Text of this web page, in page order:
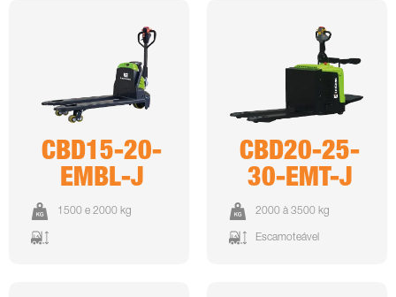
CBD15-20-
EMBL-J
1500 e 2000 kg
CBD20-25-
30-EMT-J
2000 à 3500 kg
Escamoteável